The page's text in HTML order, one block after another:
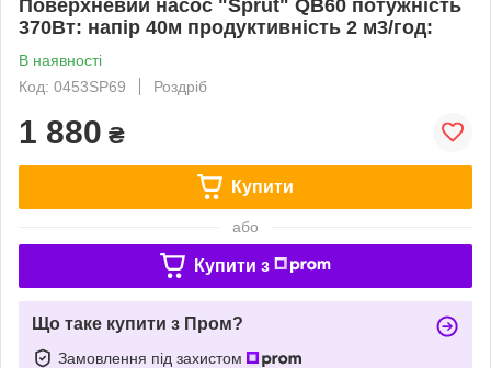
Поверхневий насос "Sprut" QB60 потужність
370Вт: напір 40м продуктивність 2 м3/год:
В наявності
Код: 0453SP69
Роздріб
1 880 ₴
Купити
або
Купити з
Що таке купити з Пром?
Замовлення під захистом